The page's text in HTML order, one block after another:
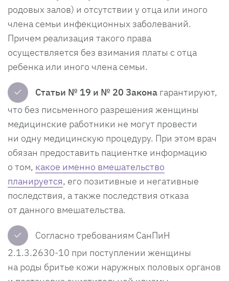
родовых залов) и отсутствии у отца или иного
члена семьи инфекционных заболеваний.
Причем реализация такого права
осуществляется без взимания платы с отца
ребенка или иного члена семьи.
✓ Статьи № 19 и № 20 Закона гарантируют,
что без письменного разрешения женщины
медицинские работники не могут провести
ни одну медицинскую процедуру. При этом врач
обязан предоставить пациентке информацию
о том, какое именно вмешательство
планируется, его позитивные и негативные
последствия, а также последствия отказа
от данного вмешательства.
✓
Согласно требованиям СанПиН
2.1.3.2630-10 при поступлении женщины
на роды бритье кожи наружных половых органов